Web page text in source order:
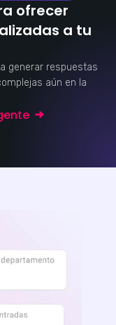
ofrecer
a tu
generar respuestas
aún en la